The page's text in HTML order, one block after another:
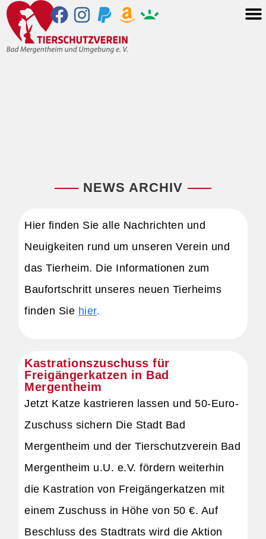
NEWS ARCHIV
Kastrationszuschuss für
Freigängerkatzen in Bad
Mergentheim
Jetzt Katze kastrieren lassen und 50-Euro-
Zuschuss sichern Die Stadt Bad
Mergentheim und der Tierschutzverein Bad
Mergentheim u.U. e.V. fördern weiterhin
die Kastration von Freigängerkatzen mit
einem Zuschuss in Höhe von 50 €. Auf
Beschluss des Stadtrats wird die Aktion
Hier finden Sie alle Nachrichten und
Neuigkeiten rund um unseren Verein und
das Tierheim. Die Informationen zum
Baufortschritt unseres neuen Tierheims
finden Sie hier.